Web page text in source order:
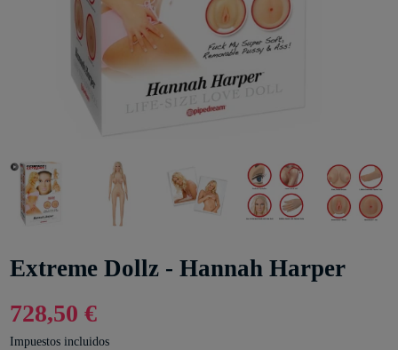
Extreme Dollz - Hannah Harper
728,50 €
Impuestos incluidos